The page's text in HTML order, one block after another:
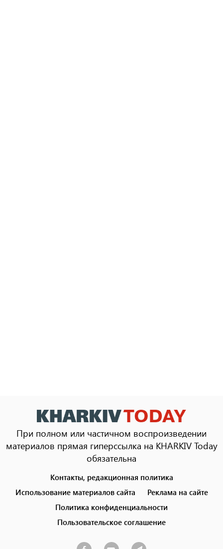
При полном или частичном воспроизведении
материалов прямая гиперссылка на KHARKIV Today
обязательна
menu
Контакты, редакционная политика
Использование материалов сайта
Реклама на сайте
Политика конфиденциальности
Пользовательское соглашение